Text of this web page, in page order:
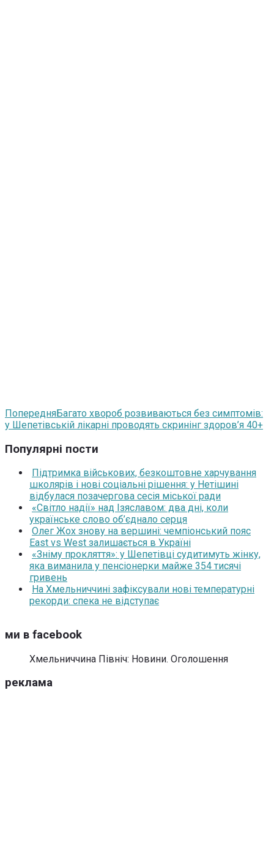
ПопередняБагато хвороб розвиваються без симптомів:
у Шепетівській лікарні проводять скринінг здоров’я 40+
Популярні пости
Підтримка військових, безкоштовне харчування
школярів і нові соціальні рішення: у Нетішині
відбулася позачергова сесія міської ради
«Світло надії» над Ізяславом: два дні, коли
українське слово об’єднало серця
Олег Жох знову на вершині: чемпіонський пояс
East vs West залишається в Україні
«Зніму прокляття»: у Шепетівці судитимуть жінку,
яка виманила у пенсіонерки майже 354 тисячі
гривень
На Хмельниччині зафіксували нові температурні
рекорди: спека не відступає
ми в facebook
Хмельниччина Північ: Новини. Оголошення
реклама